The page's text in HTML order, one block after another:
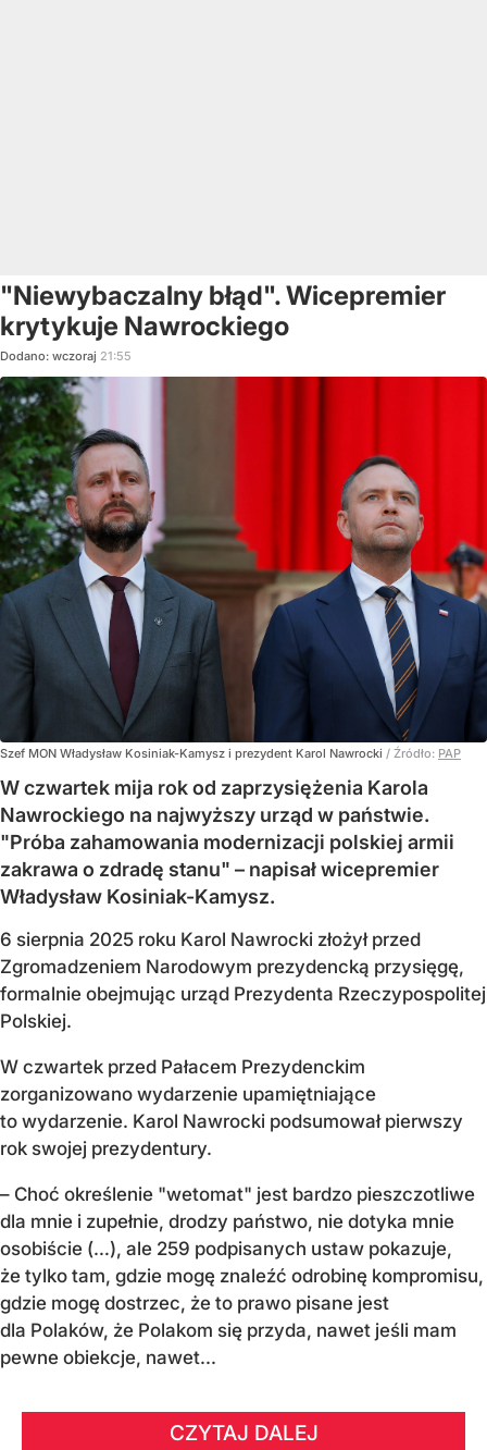
"Niewybaczalny błąd". Wicepremier
krytykuje Nawrockiego
Dodano: wczoraj 21:55
Szef MON Władysław Kosiniak-Kamysz i prezydent Karol Nawrocki / Źródło: PAP
W czwartek mija rok od zaprzysiężenia Karola
Nawrockiego na najwyższy urząd w państwie.
"Próba zahamowania modernizacji polskiej armii
zakrawa o zdradę stanu" – napisał wicepremier
Władysław Kosiniak-Kamysz.
6 sierpnia 2025 roku Karol Nawrocki złożył przed
Zgromadzeniem Narodowym prezydencką przysięgę,
formalnie obejmując urząd Prezydenta Rzeczypospolitej
Polskiej.
W czwartek przed Pałacem Prezydenckim
zorganizowano wydarzenie upamiętniające
to wydarzenie. Karol Nawrocki podsumował pierwszy
rok swojej prezydentury.
– Choć określenie "wetomat" jest bardzo pieszczotliwe
dla mnie i zupełnie, drodzy państwo, nie dotyka mnie
osobiście (…), ale 259 podpisanych ustaw pokazuje,
że tylko tam, gdzie mogę znaleźć odrobinę kompromisu,
gdzie mogę dostrzec, że to prawo pisane jest
dla Polaków, że Polakom się przyda, nawet jeśli mam
pewne obiekcje, nawet...
CZYTAJ DALEJ